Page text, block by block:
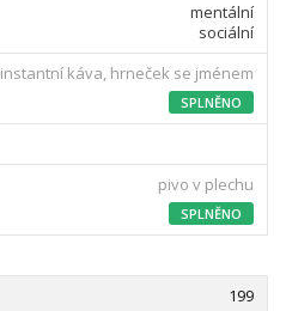
mentální
sociální
instantní káva, hrneček se jménem
SPLNĚNO
pivo v plechu
SPLNĚNO
199